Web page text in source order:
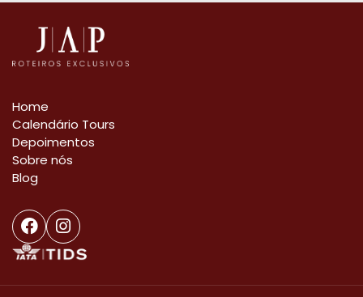
Home
Calendário Tours
Depoimentos
Sobre nós
Blog